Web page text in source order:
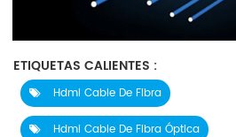
ETIQUETAS CALIENTES :
Hdmi Cable De Fibra
Hdmi Cable De Fibra Óptica